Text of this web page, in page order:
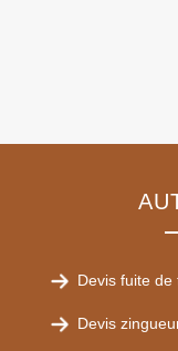
Devis fuite
Devis